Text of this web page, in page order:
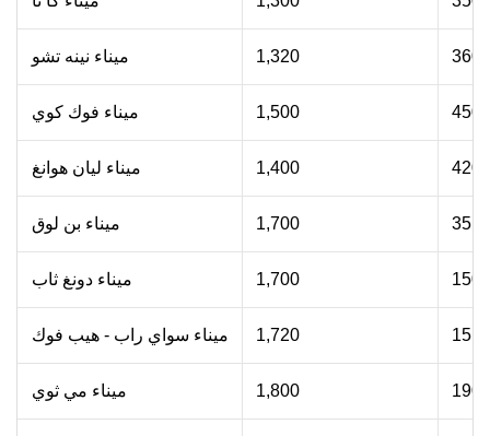
ميناء نينه تشو 1,320 360
ميناء فوك كوي 1,500 450
ميناء ليان هوانغ 1,400 420
ميناء بن لوق 1,700 35
ميناء دونغ ثاب 1,700 150
ميناء سواي راب - هيب فوك 1,720 15
ميناء مي ثوي 1,800 190